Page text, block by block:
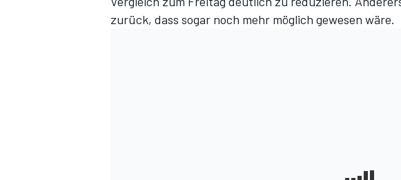
zurück, dass sogar noch mehr möglich gewesen wäre.